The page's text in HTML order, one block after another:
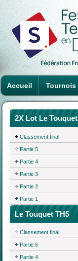
Accueil Tournois
2X Lot Le Touquet
Classement final
Partie 5
Partie 4
Partie 3
Partie 2
Partie 1
Le Touquet TH5
Classement final
Partie 5
Partie 4